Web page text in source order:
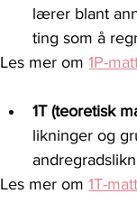
lærer blant
ting som å
Les mer om 1P-
1T (teoretisk
likninger og
Les mer om 1T-